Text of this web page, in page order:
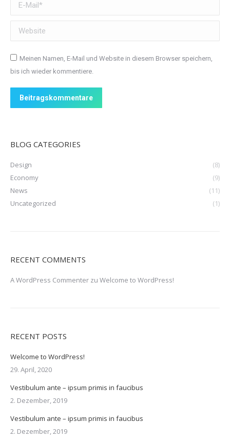
Website
Meinen Namen, E-Mail und Website in diesem Browser speichern,
bis ich wieder kommentiere.
Beitragskommentare
BLOG CATEGORIES
Design
(8)
Economy
(9)
News
(11)
Uncategorized
(1)
RECENT COMMENTS
A WordPress Commenter zu Welcome to WordPress!
RECENT POSTS
Welcome to WordPress!
29. April, 2020
Vestibulum ante – ipsum primis in faucibus
2. Dezember, 2019
Vestibulum ante – ipsum primis in faucibus
2. Dezember, 2019